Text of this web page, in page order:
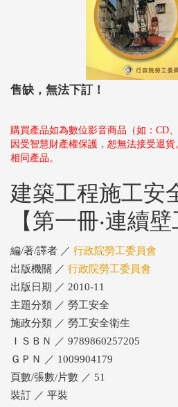
售缺，無法下訂！
購買產品如為數位影音商品（如：CD
因受智慧財產權保護，恕無法接受退
相同產品。
建築工程施工安
【第一冊‧連續壁
編/著/譯者 ／ 行政院勞工委員會
出版機關 ／ 行政院勞工委員會
出版日期 ／ 2010-11
主題分類 ／ 勞工安全
施政分類 ／ 勞工安全衛生
ＩＳＢＮ ／ 9789860257205
ＧＰＮ ／ 1009904179
頁數/張數/片數 ／ 51
裝訂 ／ 平裝